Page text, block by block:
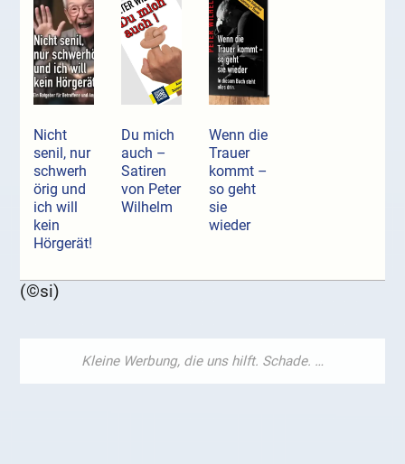
Nicht
senil, nur
schwerh
örig und
ich will
kein
Hörgerät!
Du mich
auch –
Satiren
von Peter
Wilhelm
Wenn die
Trauer
kommt –
so geht
sie
wieder
(©si)